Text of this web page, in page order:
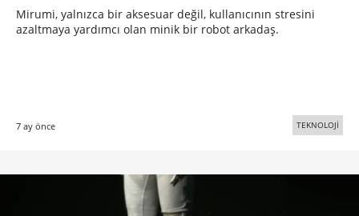
Mirumi, yalnızca bir aksesuar değil, kullanıcının stresini
azaltmaya yardımcı olan minik bir robot arkadaş.
7 ay önce TEKNOLOJİ